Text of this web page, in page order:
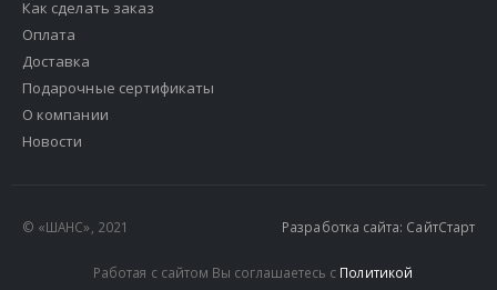
Как сделать заказ
Оплата
Доставка
Подарочные сертификаты
О компании
Новости
© «ШАНС», 2021 Разработка сайта: СайтСтарт
Работая с сайтом Вы соглашаетесь с Политикой